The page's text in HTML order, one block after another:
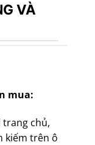
VÀ
mua:
chủ,
kiếm trên ô